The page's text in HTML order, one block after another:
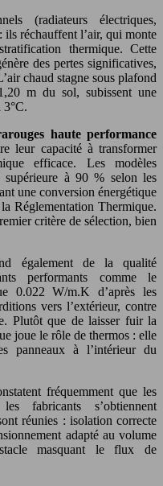
(radiateurs électriques,
ils réchauffent l’air, qui monte
thermique. Cette
des pertes significatives,
chaud stagne sous plafond
m du sol, subissent une
3°C.
haute performance
leur capacité à transformer
efficace. Les modèles
supérieure à 90 % selon les
une conversion énergétique
Réglementation Thermique.
critère de sélection, bien
également de la qualité
performants comme le
0.022 W/m.K d’après les
vers l’extérieur, contre
Plutôt que de laisser fuir la
joue le rôle de thermos : elle
panneaux à l’intérieur du
fréquemment que les
fabricants s’obtiennent
réunies : isolation correcte
adapté au volume
masquant le flux de